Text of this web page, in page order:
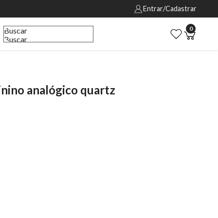
Entrar/Cadastrar
Buscar
Buscar
0
analógico quartz